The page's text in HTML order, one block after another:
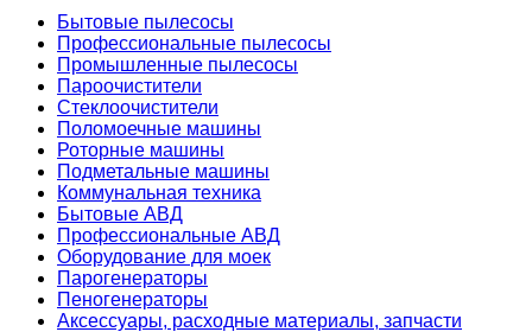
Бытовые пылесосы
Профессиональные пылесосы
Промышленные пылесосы
Пароочистители
Стеклоочистители
Поломоечные машины
Роторные машины
Подметальные машины
Коммунальная техника
Бытовые АВД
Профессиональные АВД
Оборудование для моек
Парогенераторы
Пеногенераторы
Аксессуары, расходные материалы, запчасти